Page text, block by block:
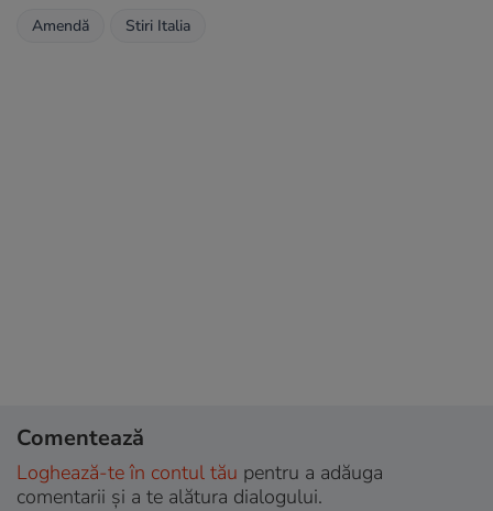
Amendă Stiri Italia
Comentează
Loghează-te în contul tău pentru a adăuga
comentarii și a te alătura dialogului.